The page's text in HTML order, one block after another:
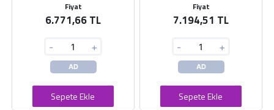
Fiyat
6.771,66 TL
- +
AD
Sepete Ekle
Fiyat
7.194,51 TL
- +
AD
Sepete Ekle